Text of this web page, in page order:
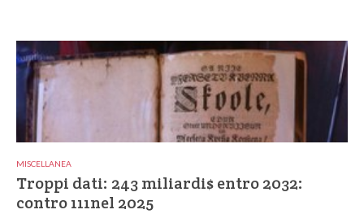
MISCELLANEA
Troppi dati: 243 miliardi$ entro 2032:
contro 111nel 2025